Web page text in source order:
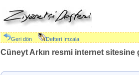
Geri dön Defteri İmzala
Cüneyt Arkın resmi internet